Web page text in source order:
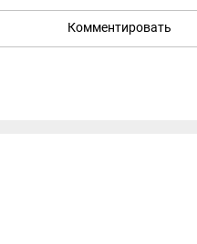
Комментировать